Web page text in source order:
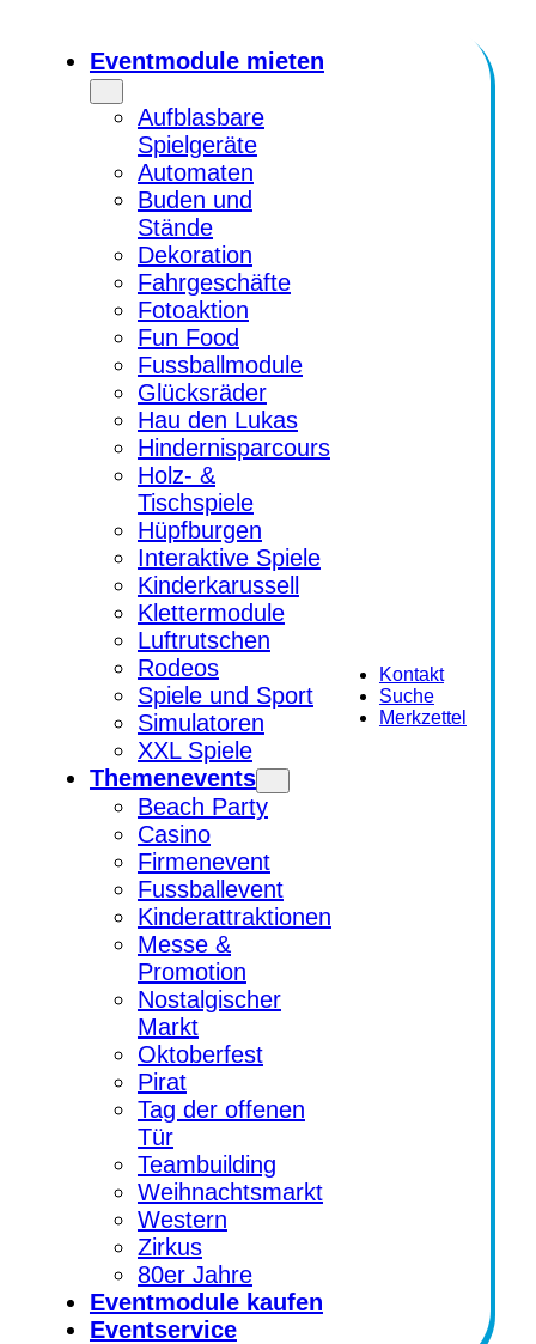
Eventmodule mieten
Aufblasbare
Spielgeräte
Automaten
Buden und
Stände
Dekoration
Fahrgeschäfte
Fotoaktion
Fun Food
Fussballmodule
Glücksräder
Hau den Lukas
Hindernisparcours
Holz- &
Tischspiele
Hüpfburgen
Interaktive Spiele
Kinderkarussell
Klettermodule
Luftrutschen
Rodeos
Spiele und Sport
Simulatoren
XXL Spiele
Themenevents
Beach Party
Casino
Firmenevent
Fussballevent
Kinderattraktionen
Messe &
Promotion
Nostalgischer
Markt
Oktoberfest
Pirat
Tag der offenen
Tür
Teambuilding
Weihnachtsmarkt
Western
Zirkus
80er Jahre
Eventmodule kaufen
Eventservice
Kontakt
Suche
Merkzettel